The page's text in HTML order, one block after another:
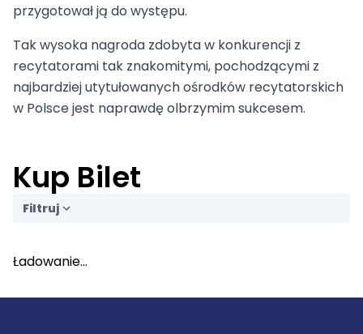
przygotował ją do występu.
Tak wysoka nagroda zdobyta w konkurencji z
recytatorami tak znakomitymi, pochodzącymi z
najbardziej utytułowanych ośrodków recytatorskich
w Polsce jest naprawdę olbrzymim sukcesem.
Kup Bilet
Filtruj
Ładowanie...